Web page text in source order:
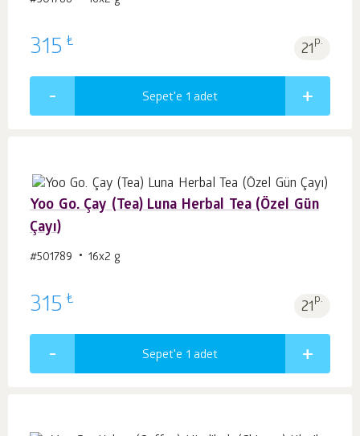
315 ₺ 21p.
Sepet'e 1 adet
Yoo Go. Çay (Tea) Luna Herbal Tea (Özel Gün
Çayı)
#501789 16х2 g
315 ₺ 21p.
Sepet'e 1 adet